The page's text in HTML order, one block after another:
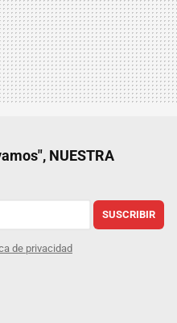
NUESTRA
SUSCRIBIR
de privacidad